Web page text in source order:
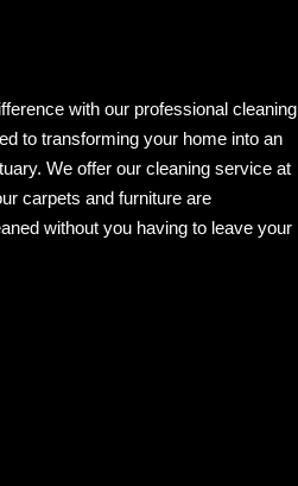
with our professional cleaning
to transforming your home into an
We offer our cleaning service at
carpets and furniture are
without you having to leave your